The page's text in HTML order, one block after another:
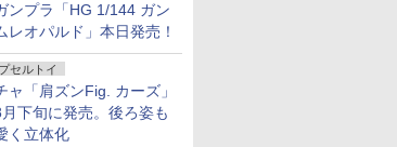
ンプラ「HG 1/144 ガン
レオパルド」本日発売！
セルトイ
ャ「肩ズンFig. カーズ」
下旬に発売。後ろ姿も
く立体化